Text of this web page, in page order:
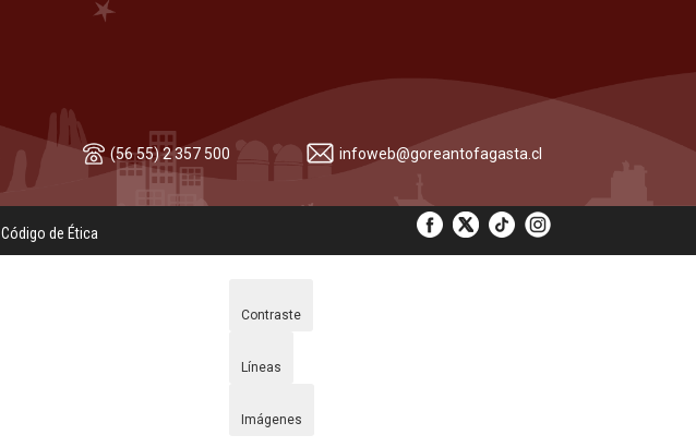
(56 55) 2 357 500 infoweb@goreantofagasta.cl
Código de Ética
Contraste
Líneas
Imágenes